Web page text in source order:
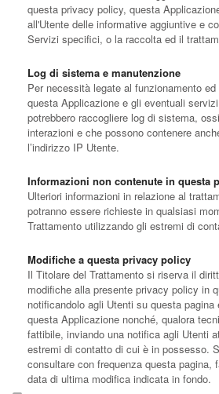
questa privacy policy, questa
all'Utente delle informative aggiuntive e
Servizi specifici, o la raccolta ed il
Log di sistema e manutenzione
Per necessità legate al funzionamento
questa Applicazione e gli eventuali
potrebbero raccogliere log di sistema,
interazioni e che possono contenere
l’indirizzo IP Utente.
Informazioni non contenute in questa
Ulteriori informazioni in relazione al
potranno essere richieste in qualsiasi
Trattamento utilizzando gli estremi di
Modifiche a questa privacy policy
Il Titolare del Trattamento si riserva il
modifiche alla presente privacy policy in
notificandolo agli Utenti su questa
questa Applicazione nonché, qualora
fattibile, inviando una notifica agli Utenti
estremi di contatto di cui è in possesso.
consultare con frequenza questa pagina,
data di ultima modifica indicata in fondo.